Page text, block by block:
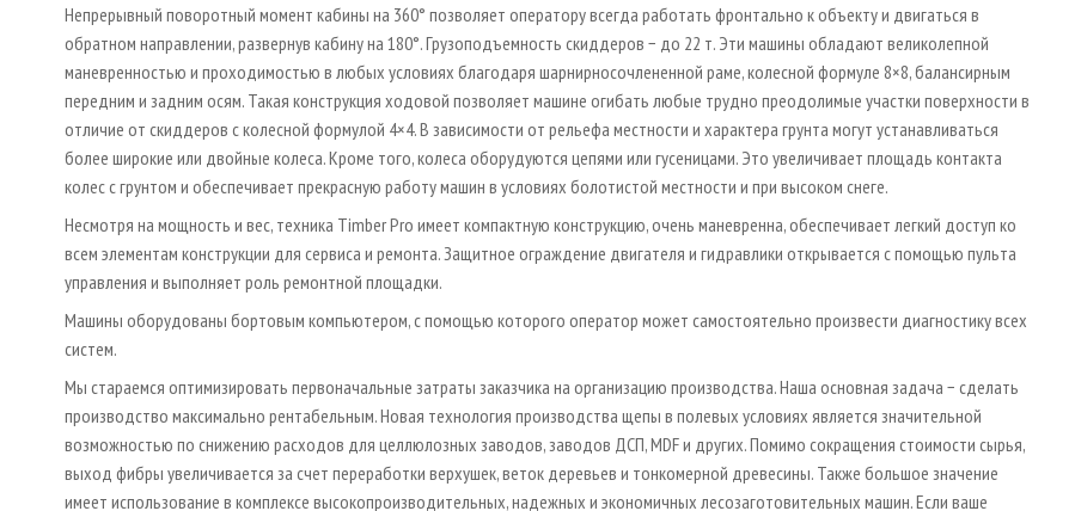
Непрерывный поворотный момент кабины на 360° позволяет оператору всегда работать фронтально к объекту и двигаться в
обратном направлении, развернув кабину на 180°. Грузоподъемность скиддеров − до 22 т. Эти машины обладают великолепной
маневренностью и проходимостью в любых условиях благодаря шарнирносочлененной раме, колесной формуле 8×8, балансирным
передним и задним осям. Такая конструкция ходовой позволяет машине огибать любые трудно преодолимые участки поверхности в
отличие от скиддеров с колесной формулой 4×4. В зависимости от рельефа местности и характера грунта могут устанавливаться
более широкие или двойные колеса. Кроме того, колеса оборудуются цепями или гусеницами. Это увеличивает площадь контакта
колес с грунтом и обеспечивает прекрасную работу машин в условиях болотистой местности и при высоком снеге.
Несмотря на мощность и вес, техника Timber Pro имеет компактную конструкцию, очень маневренна, обеспечивает легкий доступ ко
всем элементам конструкции для сервиса и ремонта. Защитное ограждение двигателя и гидравлики открывается с помощью пульта
управления и выполняет роль ремонтной площадки.
Машины оборудованы бортовым компьютером, с помощью которого оператор может самостоятельно произвести диагностику всех
систем.
Мы стараемся оптимизировать первоначальные затраты заказчика на организацию производства. Наша основная задача − сделать
производство максимально рентабельным. Новая технология производства щепы в полевых условиях является значительной
возможностью по снижению расходов для целлюлозных заводов, заводов ДСП, MDF и других. Помимо сокращения стоимости сырья,
выход фибры увеличивается за счет переработки верхушек, веток деревьев и тонкомерной древесины. Также большое значение
имеет использование в комплексе высокопроизводительных, надежных и экономичных лесозаготовительных машин. Если ваше